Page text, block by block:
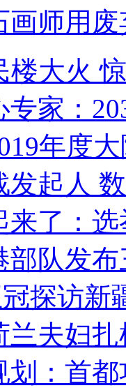
画师用
楼大火
专家：
年度
起人
来了：
部队发
探访新
兰夫妇
划：首